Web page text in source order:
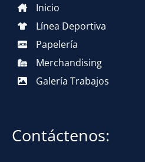
Inicio
Línea Deportiva
Papelería
Merchandising
Galería Trabajos
Contáctenos: